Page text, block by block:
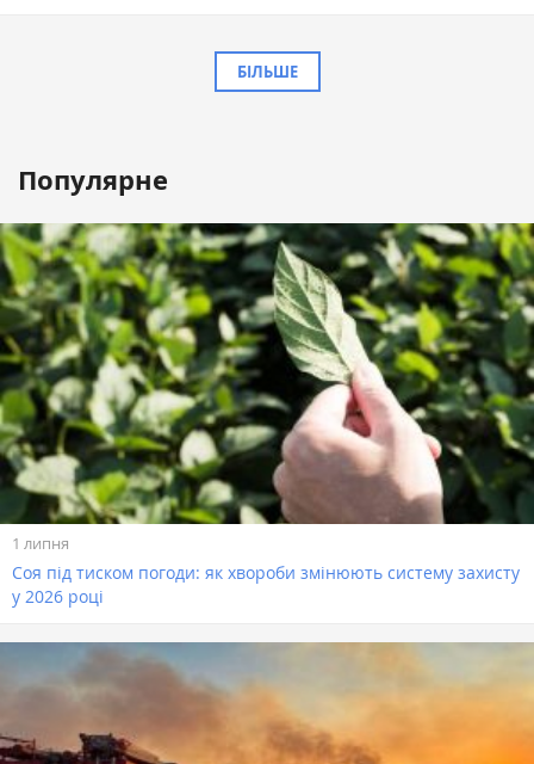
БІЛЬШЕ
Популярне
1 липня
Соя під тиском погоди: як хвороби змінюють систему захисту
у 2026 році